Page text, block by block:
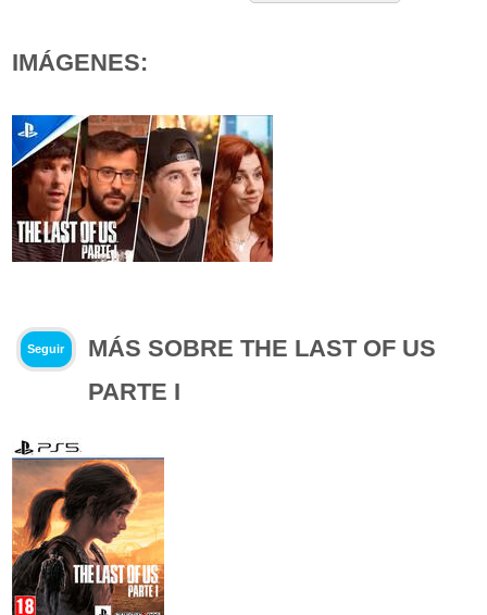
IMÁGENES:
Seguir
MÁS SOBRE THE LAST OF US
PARTE I